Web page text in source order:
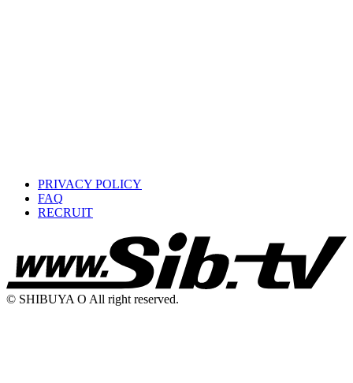
PRIVACY POLICY
FAQ
RECRUIT
© SHIBUYA O All right reserved.